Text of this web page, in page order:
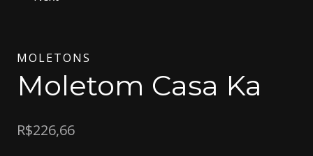
MOLETONS
Moletom Casa Ka
R$226,66